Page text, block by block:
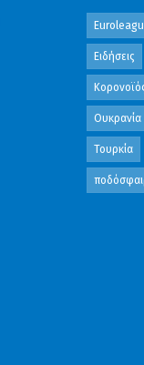
Ειδήσεις
Ουκρανία
Τουρκία